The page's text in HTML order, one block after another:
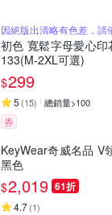
因絕版出清略有色差，請
初色 寬鬆字母愛心
133(M-2XL可選)
$299
5 (15) 總銷量>100
券
KeyWear奇威名品 V
黑色
$2,019 61折
4.7(1)